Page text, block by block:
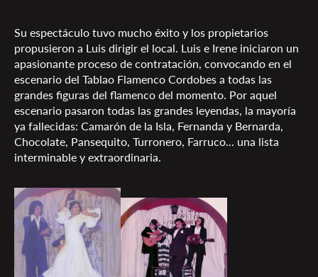
Su espectáculo tuvo mucho éxito y los propietarios
propusieron a Luis dirigir el local. Luis e Irene iniciaron un
apasionante proceso de contratación, convocando en el
escenario del Tablao Flamenco Cordobes a todas las
grandes figuras del flamenco del momento. Por aquel
escenario pasaron todas las grandes leyendas, la mayoría
ya fallecidas: Camarón de la Isla, Fernanda y Bernarda,
Chocolate, Pansequito, Turronero, Farruco... una lista
interminable y extraordinaria.